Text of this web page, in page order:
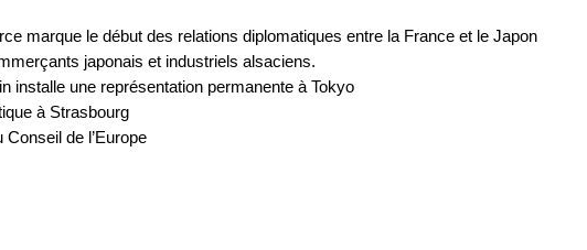
marque le début des relations diplomatiques entre la France et le Japon
japonais et industriels alsaciens.
installe une représentation permanente à Tokyo
à Strasbourg
de l’Europe